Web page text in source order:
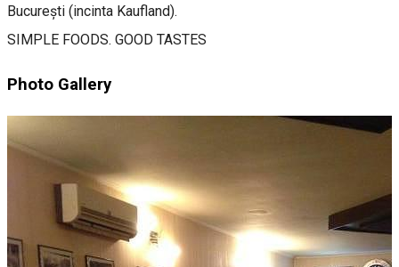
București (incinta Kaufland).
SIMPLE FOODS. GOOD TASTES
Photo Gallery